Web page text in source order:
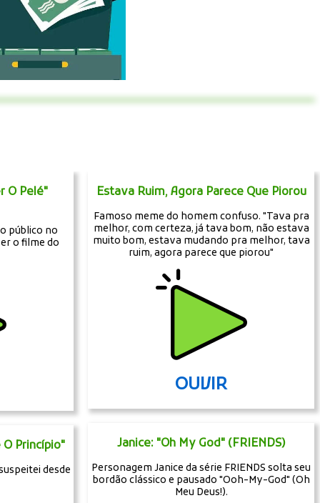
O Pelé"
público no
o filme do
Princípio"
desde
Estava Ruim, Agora Parece Que Piorou
Famoso meme do homem confuso. "Tava pra
melhor, com certeza, já tava bom, não estava
muito bom, estava mudando pra melhor, tava
ruim, agora parece que piorou"
OUVIR
Janice: "Oh My God" (FRIENDS)
Personagem Janice da série FRIENDS solta seu
bordão clássico e pausado "Ooh-My-God" (Oh
Meu Deus!).